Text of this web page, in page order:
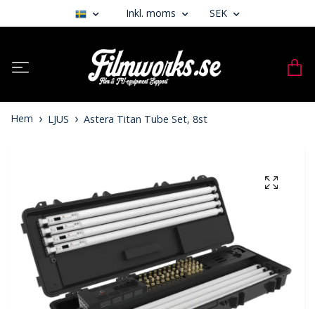
Inkl. moms SEK
Hem LJUS Astera Titan Tube Set, 8st